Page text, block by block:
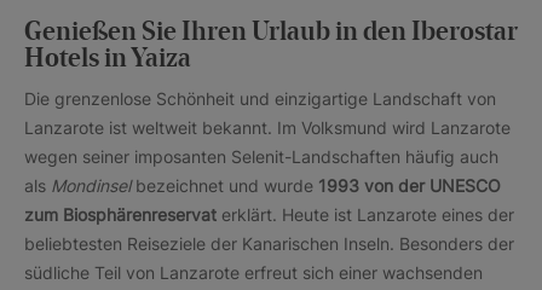
Genießen Sie Ihren Urlaub in den Iberostar
Hotels in Yaiza
Die grenzenlose Schönheit und einzigartige Landschaft von
Lanzarote ist weltweit bekannt. Im Volksmund wird Lanzarote
wegen seiner imposanten Selenit-Landschaften häufig auch
als Mondinselbezeichnet und wurde 1993 von der UNESCO
zum Biosphärenreservat erklärt. Heute ist Lanzarote eines der
beliebtesten Reiseziele der Kanarischen Inseln. Besonders der
südliche Teil von Lanzarote erfreut sich einer wachsenden